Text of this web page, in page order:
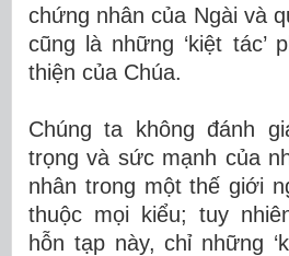
chứng nhân của Ngài và
cũng là những ‘kiệt tác’
thiện của Chúa.
Chúng ta không đánh
trọng và sức mạnh của
nhân trong một thế giới
thuộc mọi kiểu; tuy
hỗn tạp này, chỉ những